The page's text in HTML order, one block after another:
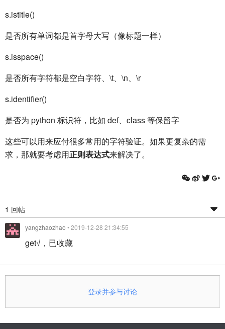
s.istitle()
是否所有单词都是首字母大写（像标题一样）
s.isspace()
是否所有字符都是空白字符、\t、\n、\r
s.identifier()
是否为 python 标识符，比如 def、class 等保留字
这些可以用来应付很多常用的字符验证。如果更复杂的需
求，那就要考虑用正则表达式来解决了。
1 回帖
yangzhaozhao • 2019-12-28 21:34:55
get√，已收藏
登录并参与讨论